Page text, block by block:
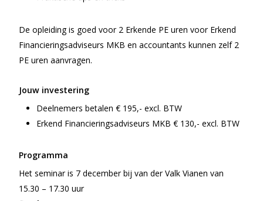
De opleiding is goed voor 2 Erkende PE uren voor Erkend
Financieringsadviseurs MKB en accountants kunnen zelf 2
PE uren aanvragen.
Jouw investering
Deelnemers betalen € 195,- excl. BTW
Erkend Financieringsadviseurs MKB € 130,- excl. BTW
Programma
Het seminar is 7 december bij van der Valk Vianen van
15.30 – 17.30 uur